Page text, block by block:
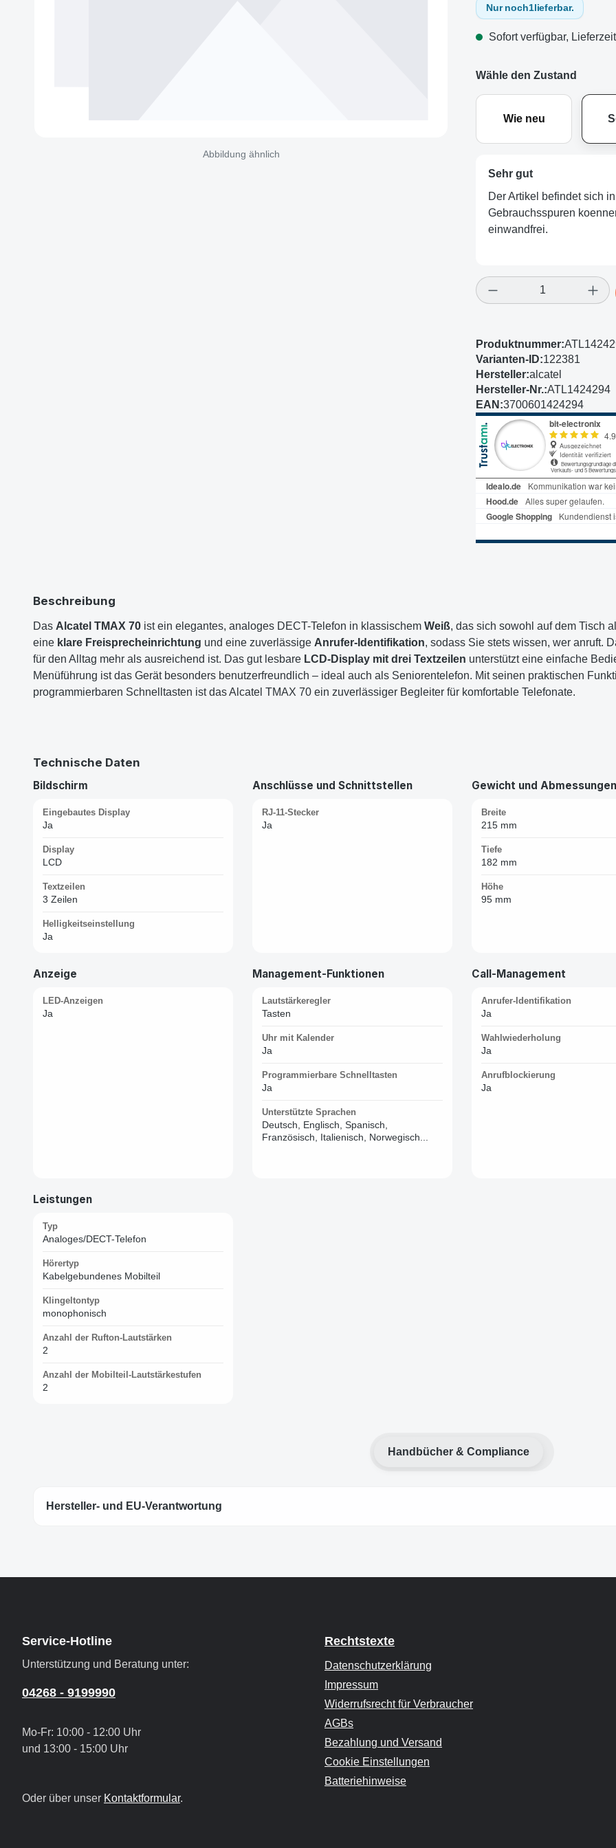
Abbildung ähnlich
Nur noch1lieferbar.
Sofort verfügbar,
Wähle den Zustand
Wie neu
Sehr gut
Der Artikel befindet sich
Gebrauchsspuren
einwandfrei.
Produkt Anzahl:
Produktnummer:
Varianten-ID:122381
Hersteller:alcatel
Hersteller-Nr.:ATL1424294
EAN:3700601424294
Beschreibung
Das Alcatel TMAX 70 ist ein elegantes, analoges DECT-Telefon in klassischem Weiß, das sich sowohl auf dem Tisch
eine klare Freisprecheinrichtung und eine zuverlässige Anrufer-Identifikation, sodass Sie stets wissen, wer anruft.
für den Alltag mehr als ausreichend ist. Das gut lesbare LCD-Display mit drei Textzeilen unterstützt eine einfache
Menüführung ist das Gerät besonders benutzerfreundlich – ideal auch als Seniorentelefon. Mit seinen praktischen
programmierbaren Schnelltasten ist das Alcatel TMAX 70 ein zuverlässiger Begleiter für komfortable Telefonate.
Technische Daten
Bildschirm
Eingebautes Display
Ja
Display
LCD
Textzeilen
3 Zeilen
Helligkeitseinstellung
Ja
Anschlüsse und Schnittstellen
RJ-11-Stecker
Ja
Gewicht und Abmessungen
Breite
215 mm
Tiefe
182 mm
Höhe
95 mm
Anzeige
LED-Anzeigen
Ja
Management-Funktionen
Lautstärkeregler
Tasten
Uhr mit Kalender
Ja
Programmierbare Schnelltasten
Ja
Unterstützte Sprachen
Deutsch, Englisch, Spanisch,
Französisch, Italienisch, Norwegisch...
Call-Management
Anrufer-Identifikation
Ja
Wahlwiederholung
Ja
Anrufblockierung
Ja
Leistungen
Typ
Analoges/DECT-Telefon
Hörertyp
Kabelgebundenes Mobilteil
Klingeltontyp
monophonisch
Anzahl der Rufton-Lautstärken
2
Anzahl der Mobilteil-Lautstärkestufen
2
Handbücher & Compliance
Hersteller- und EU-Verantwortung
Service-Hotline
Unterstützung und Beratung unter:
04268 - 9199990
Mo-Fr: 10:00 - 12:00 Uhr
und 13:00 - 15:00 Uhr
Oder über unser Kontaktformular.
Rechtstexte
Datenschutzerklärung
Impressum
Widerrufsrecht für Verbraucher
AGBs
Bezahlung und Versand
Cookie Einstellungen
Batteriehinweise